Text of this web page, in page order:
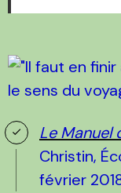
Le Manuel
Christin,
février